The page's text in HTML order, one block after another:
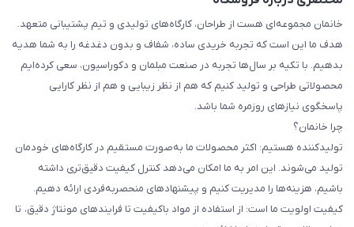
خانمان مجموعه‌ای هست از طراحان، کارگاه‌های تولیدی و تیم پشتیبانی متعهد.
هدف ما این است که تجربه خریدی ساده، شفاف و بدون دغدغه را به شما هدیه
بدهیم. با تکیه بر سال‌ها تجربه در صنعت مبلمان و دکوراسیون، سعی کرده‌ایم
محصولاتی طراحی و تولید کنیم که هم از نظر زیبایی و هم از نظر کارایی
پاسخگوی نیازهای روزمره شما باشد.
چرا خانمان؟
تولیدکننده هستیم: اکثر محصولات ما به‌صورت مستقیم در کارگاه‌های خودمان
تولید می‌شوند. این امر به ما امکان می‌دهد کنترل کیفیت دقیق‌تری داشته
باشیم، هزینه‌ها را مدیریت کنیم و پیشنهادهای منحصربه‌فردی ارائه دهیم.
کیفیت اولویت ما است: از استفاده از مواد باکیفیت تا فرایندهای مونتاژ دقیق، تا